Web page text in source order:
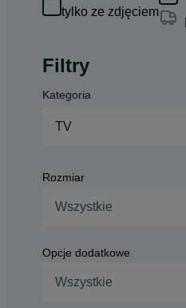
tylko ze zdjęciem
Filtry
Kategoria
TV
Rozmiar
Wszystkie
Opcje dodatkowe
Wszystkie